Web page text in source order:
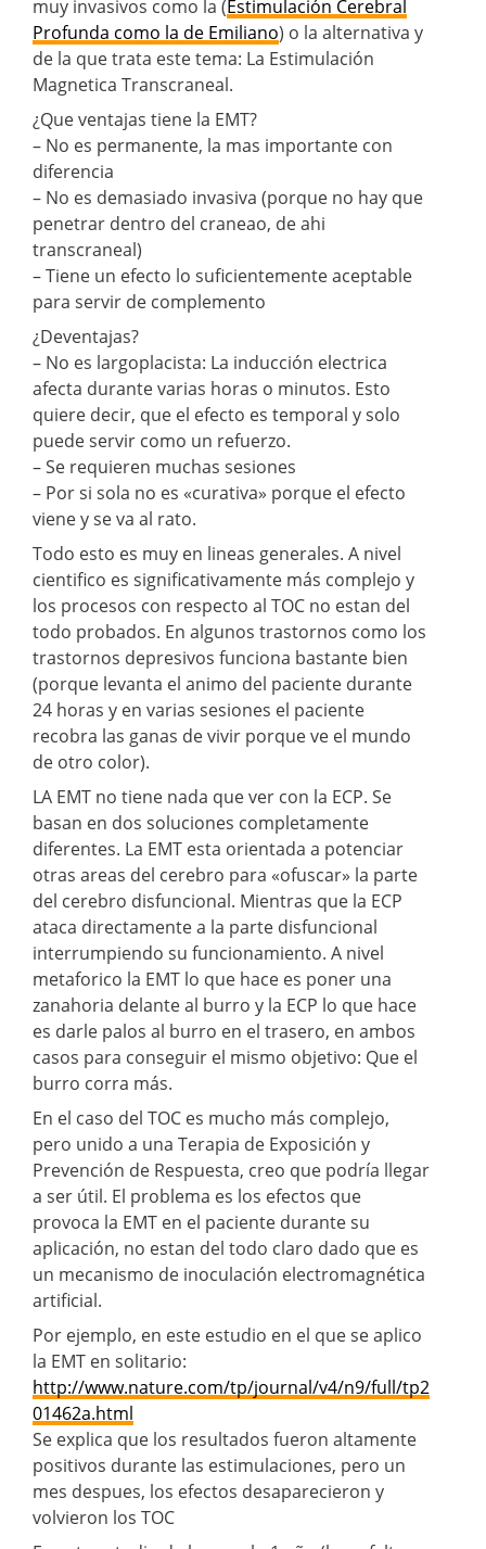
muy invasivos como la (Estimulación Cerebral
Profunda como la de Emiliano) o la alternativa y
de la que trata este tema: La Estimulación
Magnetica Transcraneal.
¿Que ventajas tiene la EMT?
– No es permanente, la mas importante con
diferencia
– No es demasiado invasiva (porque no hay que
penetrar dentro del craneao, de ahi
transcraneal)
– Tiene un efecto lo suficientemente aceptable
para servir de complemento
¿Deventajas?
– No es largoplacista: La inducción electrica
afecta durante varias horas o minutos. Esto
quiere decir, que el efecto es temporal y solo
puede servir como un refuerzo.
– Se requieren muchas sesiones
– Por si sola no es «curativa» porque el efecto
viene y se va al rato.
Todo esto es muy en lineas generales. A nivel
cientifico es significativamente más complejo y
los procesos con respecto al TOC no estan del
todo probados. En algunos trastornos como los
trastornos depresivos funciona bastante bien
(porque levanta el animo del paciente durante
24 horas y en varias sesiones el paciente
recobra las ganas de vivir porque ve el mundo
de otro color).
LA EMT no tiene nada que ver con la ECP. Se
basan en dos soluciones completamente
diferentes. La EMT esta orientada a potenciar
otras areas del cerebro para «ofuscar» la parte
del cerebro disfuncional. Mientras que la ECP
ataca directamente a la parte disfuncional
interrumpiendo su funcionamiento. A nivel
metaforico la EMT lo que hace es poner una
zanahoria delante al burro y la ECP lo que hace
es darle palos al burro en el trasero, en ambos
casos para conseguir el mismo objetivo: Que el
burro corra más.
En el caso del TOC es mucho más complejo,
pero unido a una Terapia de Exposición y
Prevención de Respuesta, creo que podría llegar
a ser útil. El problema es los efectos que
provoca la EMT en el paciente durante su
aplicación, no estan del todo claro dado que es
un mecanismo de inoculación electromagnética
artificial.
Por ejemplo, en este estudio en el que se aplico
la EMT en solitario:
http://www.nature.com/tp/journal/v4/n9/full/tp2
01462a.html
Se explica que los resultados fueron altamente
positivos durante las estimulaciones, pero un
mes despues, los efectos desaparecieron y
volvieron los TOC